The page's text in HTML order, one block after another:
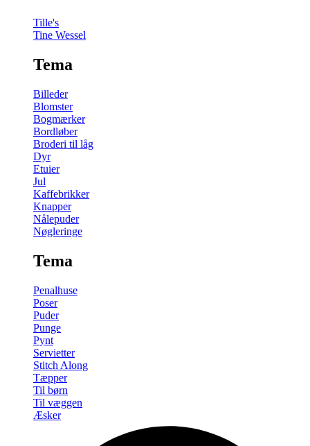
Tille's
Tine Wessel
Tema
Billeder
Blomster
Bogmærker
Bordløber
Broderi til låg
Dyr
Etuier
Jul
Kaffebrikker
Knapper
Nålepuder
Nøgleringe
Tema
Penalhuse
Poser
Puder
Punge
Pynt
Servietter
Stitch Along
Tæpper
Til børn
Til væggen
Æsker